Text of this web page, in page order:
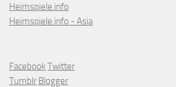
Heimspiele.info
Heimspiele.info - Asia
FacebookTwitter
Tumblr Blogger